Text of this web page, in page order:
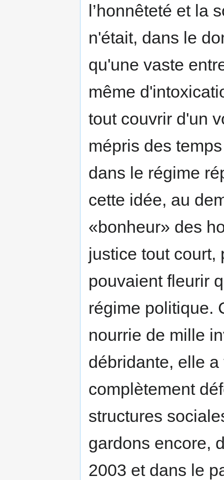
l’honnêteté et la
n'était, dans le
qu'une vaste
même
tout couvrir d'un
mépris des
dans le régime
cette idée, au
«bonheur» des
justice tout court,
pouvaient fleurir
régime politique.
nourrie de mille
débridante, elle
complètement
structures
gardons encore,
2003 et dans le